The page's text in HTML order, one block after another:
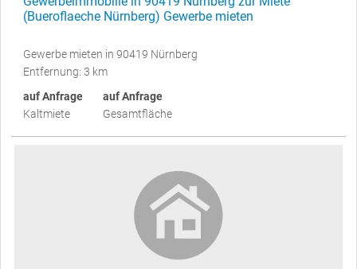
(Bueroflaeche Nürnberg) Gewerbe mieten
Gewerbe mieten in 90419 Nürnberg
Entfernung: 3 km
auf Anfrage
Kaltmiete
auf Anfrage
Gesamtfläche